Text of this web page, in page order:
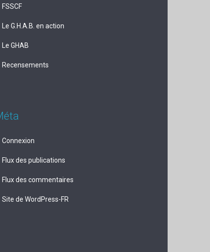
FSSCF
Le G.H.A.B. en action
Le GHAB
Recensements
Connexion
Flux des publications
Flux des commentaires
Site de WordPress-FR